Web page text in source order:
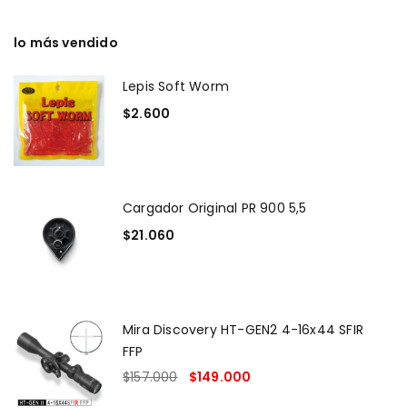
lo más vendido
Lepis Soft Worm
$2.600
Cargador Original PR 900 5,5
$21.060
Mira Discovery HT-GEN2 4-16x44 SFIR
FFP
$157.000 $149.000